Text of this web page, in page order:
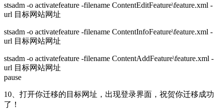
stsadm -o activatefeature -filename ContentEditFeature\feature.xml -
url 目标网站网址
stsadm -o activatefeature -filename ContentInfoFeature\feature.xml -
url 目标网站网址
stsadm -o activatefeature -filename ContentAddFeature\feature.xml -
url 目标网站网址
pause
10、打开你迁移的目标网址，出现登录界面，祝贺你迁移成功
了！